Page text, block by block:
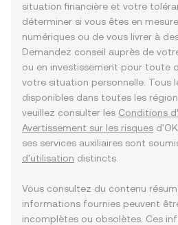
situation financière et votre
déterminer si vous êtes en
numériques ou de vous livrer à
Demandez conseil auprès de
ou en investissement pour toute
votre situation personnelle. Tous
disponibles dans toutes les
veuillez consulter les Conditions
Avertissement sur les risques
ses services auxiliaires sont
d'utilisation distincts.
Vous consultez du contenu
informations fournies peuvent
incomplètes ou obsolètes. Ces